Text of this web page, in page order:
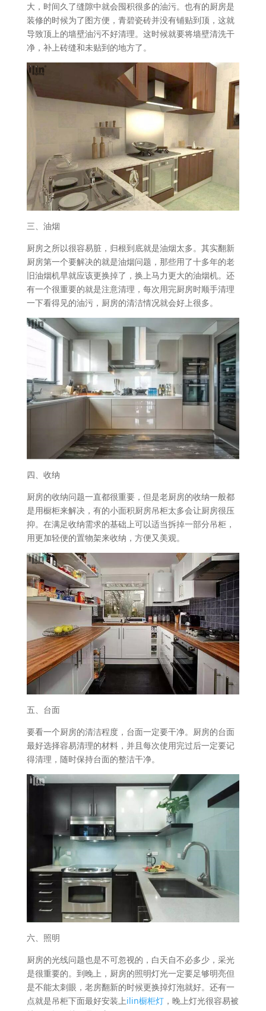
大，时间久了缝隙中就会囤积很多的油污。也有的厨房是
装修的时候为了图方便，青碧瓷砖并没有铺贴到顶，这就
导致顶上的墙壁油污不好清理。这时候就要将墙壁清洗干
净，补上砖缝和未贴到的地方了。
三、油烟
厨房之所以很容易脏，归根到底就是油烟太多。其实翻新
厨房第一个要解决的就是油烟问题，那些用了十多年的老
旧油烟机早就应该更换掉了，换上马力更大的油烟机。还
有一个很重要的就是注意清理，每次用完厨房时顺手清理
一下看得见的油污，厨房的清洁情况就会好上很多。
四、收纳
厨房的收纳问题一直都很重要，但是老厨房的收纳一般都
是用橱柜来解决，有的小面积厨房吊柜太多会让厨房很压
抑。在满足收纳需求的基础上可以适当拆掉一部分吊柜，
用更加轻便的置物架来收纳，方便又美观。
五、台面
要看一个厨房的清洁程度，台面一定要干净。厨房的台面
最好选择容易清理的材料，并且每次使用完过后一定要记
得清理，随时保持台面的整洁干净。
六、照明
厨房的光线问题也是不可忽视的，白天自不必多少，采光
是很重要的。到晚上，厨房的照明灯光一定要足够明亮但
是不能太刺眼，老房翻新的时候更换掉灯泡就好。还有一
点就是吊柜下面最好安装上ilin橱柜灯，晚上灯光很容易被